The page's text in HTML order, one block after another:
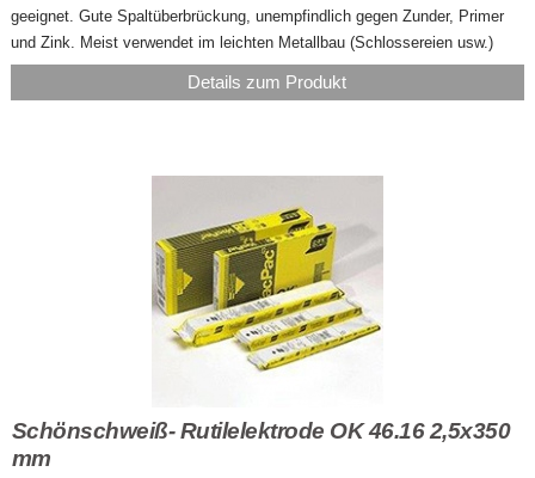
geeignet. Gute Spaltüberbrückung, unempfindlich gegen Zunder, Primer
und Zink. Meist verwendet im leichten Metallbau (Schlossereien usw.)
Details zum Produkt
Schönschweiß- Rutilelektrode OK 46.16 2,5x350
mm